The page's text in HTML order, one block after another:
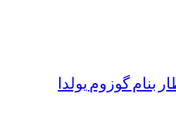
بنام گوزوم یولدا